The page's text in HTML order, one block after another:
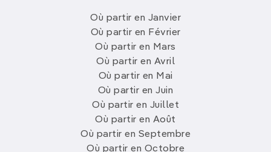
Où partir en Janvier
Où partir en Février
Où partir en Mars
Où partir en Avril
Où partir en Mai
Où partir en Juin
Où partir en Juillet
Où partir en Août
Où partir en Septembre
Où partir en Octobre